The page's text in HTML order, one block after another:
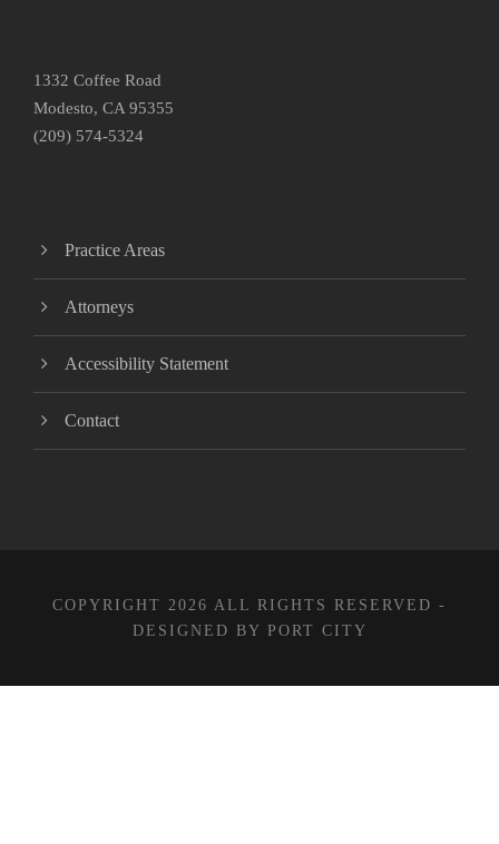
1332 Coffee Road
Modesto, CA 95355
(209) 574-5324
Practice Areas
Attorneys
Accessibility Statement
Contact
COPYRIGHT 2026 ALL RIGHTS RESERVED -
DESIGNED BY PORT CITY